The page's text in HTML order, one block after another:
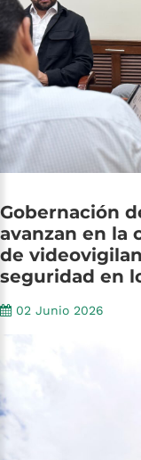
Gobernación
avanzan en la
de
seguridad en
02 Junio 2026